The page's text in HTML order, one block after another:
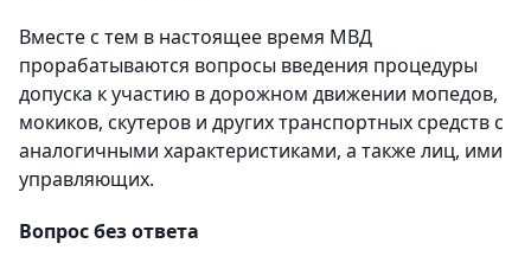
Вместе с тем в настоящее время МВД
прорабатываются вопросы введения процедуры
допуска к участию в дорожном движении мопедов,
мокиков, скутеров и других транспортных средств с
аналогичными характеристиками, а также лиц, ими
управляющих.
Вопрос без ответа